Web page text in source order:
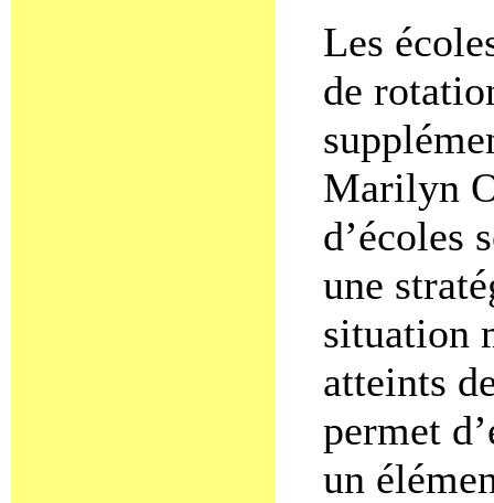
Les
de
Marilyn
d’écoles
une
situation
atteints
permet
un